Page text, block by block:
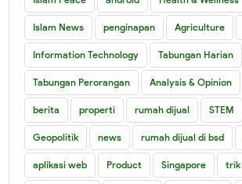
Islam News penginapan Agriculture
Information Technology Tabungan Harian
Tabungan Perorangan Analysis & Opinion
berita properti rumah dijual STEM
Geopolitik news rumah dijual di bsd
aplikasi web Product Singapore trik